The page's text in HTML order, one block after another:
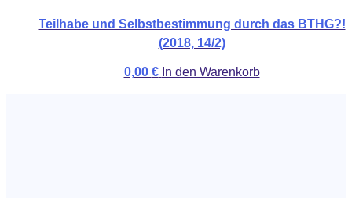
Teilhabe und Selbstbestimmung durch das BTHG?!
(2018, 14/2)
0,00 € In den Warenkorb